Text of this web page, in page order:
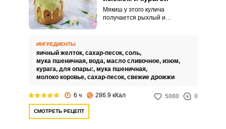
Мякиш у этого кулича
получается рыхлый и
она делает кулич сочнее, ярче и
богаче по вкусу.
ИНГРЕДИЕНТЫ
яичный желток, сахар-песок, соль,
мука пшеничная, вода, масло сливочное, изюм,
курага, для опары:, мука пшеничная,
молоко коровье, сахар-песок, свежие дрожжи
6 ч 286.9 кКал 5080 0
СМОТРЕТЬ РЕЦЕПТ